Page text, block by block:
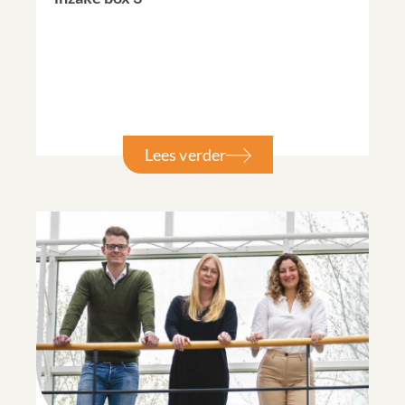
Lees verder